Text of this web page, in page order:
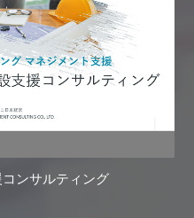
ンサルティング